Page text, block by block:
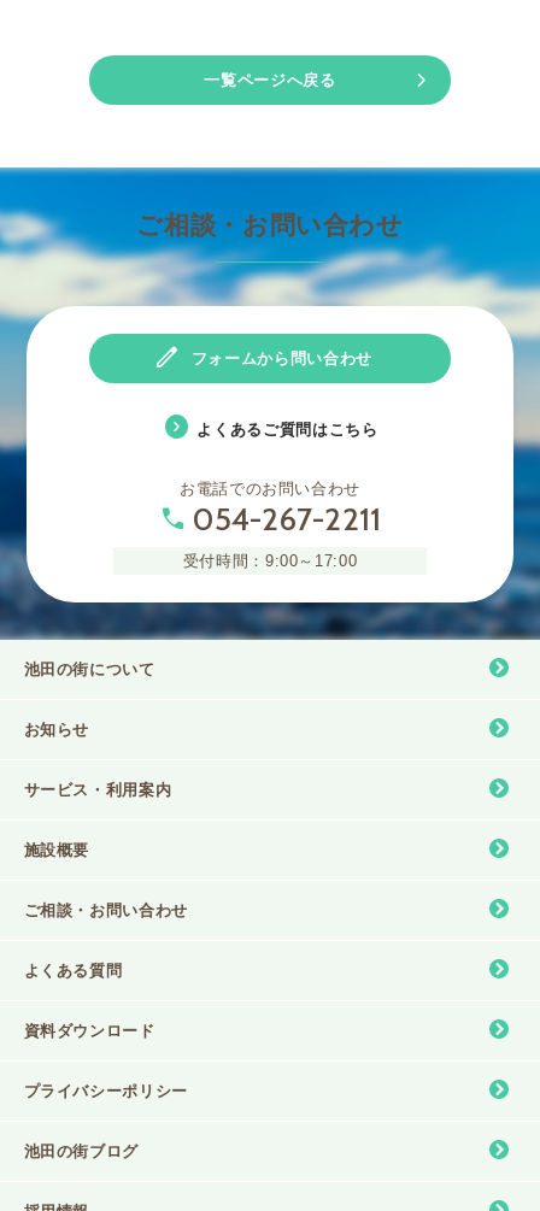
一覧ページへ戻る chevron_right
ご相談・お問い合わせ
お電話でのお問い合わせ
phone 054-267-2211
受付時間：9:00～17:00
edit フォームから問い合わせ
expand_circle_right よくあるご質問はこちら
池田の街について
お知らせ
サービス・利⽤案内
施設概要
ご相談・お問い合わせ
よくある質問
資料ダウンロード
プライバシーポリシー
池⽥の街ブログ